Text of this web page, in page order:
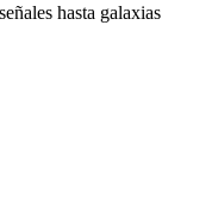
hasta galaxias